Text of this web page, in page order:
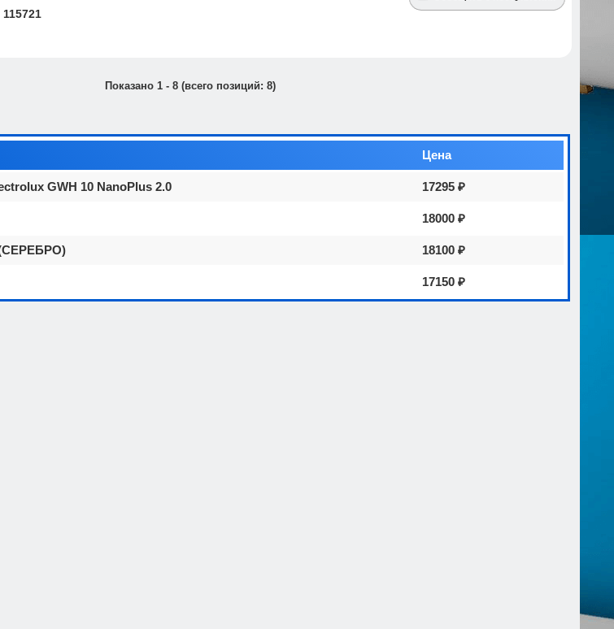
Показано1 -8 (всего позиций:8)
Цена
GWH 10 NanoPlus 2.0 17295 ₽
18000 ₽
(СЕРЕБРО) 18100 ₽
17150 ₽